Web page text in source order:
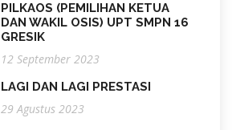
PILKAOS (PEMILIHAN KETUA
DAN WAKIL OSIS) UPT SMPN 16
GRESIK
12 September 2023
LAGI DAN LAGI PRESTASI
29 Agustus 2023